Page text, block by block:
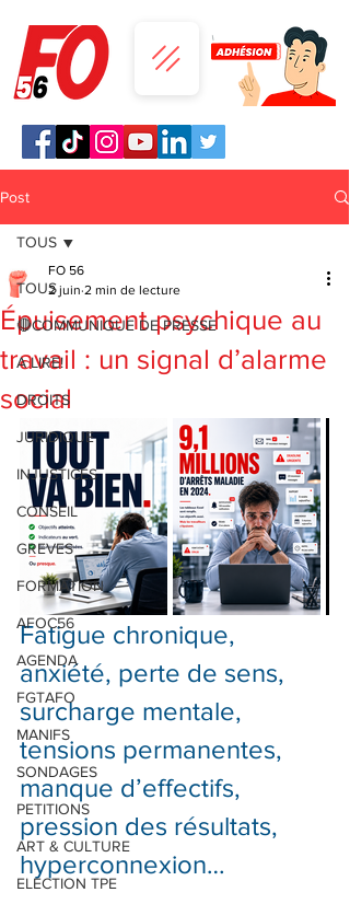
Post
TOUS
🔴COMMUNIQUE DE PRESSE
A LIRE!
DROITS
JURIDIQUE
INJUSTICES
CONSEIL
GREVES
FORMATION
AFOC56
AGENDA
FGTAFO
MANIFS
SONDAGES
PETITIONS
ART & CULTURE
ELECTION TPE
TOUS
Épuisement psychique au
travail : un signal d’alarme
social
FO 56
2 juin 2 min de lecture
Fatigue chronique,
anxiété, perte de sens,
surcharge mentale,
tensions permanentes,
manque d’effectifs,
pression des résultats,
hyperconnexion…